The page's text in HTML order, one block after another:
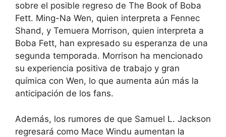
sobre el posible regreso de The Book of Boba
Fett. Ming-Na Wen, quien interpreta a Fennec
Shand, y Temuera Morrison, quien interpreta a
Boba Fett, han expresado su esperanza de una
segunda temporada. Morrison ha mencionado
su experiencia positiva de trabajo y gran
química con Wen, lo que aumenta aún más la
anticipación de los fans.
Además, los rumores de que Samuel L. Jackson
regresará como Mace Windu aumentan la